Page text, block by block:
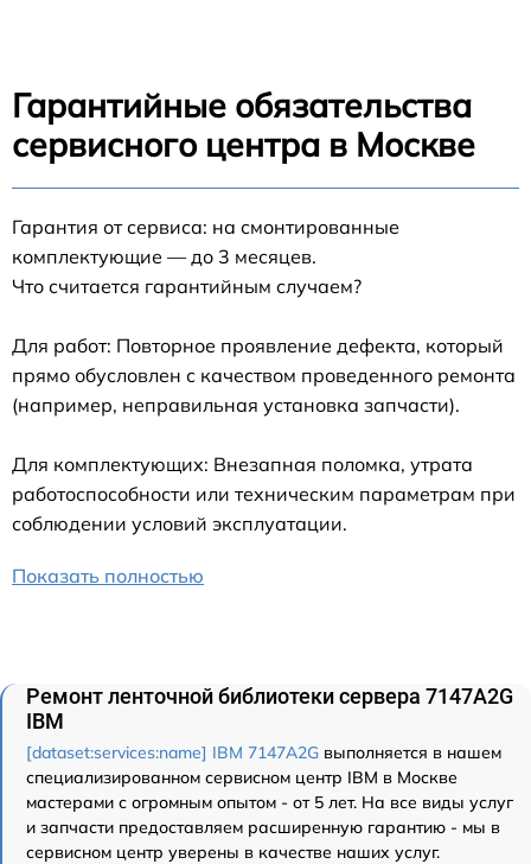
Гарантийные обязательства
сервисного центра в Москве
Гарантия от сервиса: на смонтированные
комплектующие — до 3 месяцев.
Что считается гарантийным случаем?
Для работ: Повторное проявление дефекта, который
прямо обусловлен с качеством проведенного ремонта
(например, неправильная установка запчасти).
Для комплектующих: Внезапная поломка, утрата
работоспособности или техническим параметрам при
соблюдении условий эксплуатации.
Показать полностью
Ремонт ленточной библиотеки сервера 7147A2G
IBM
[dataset:services:name] IBM 7147A2G выполняется в нашем
специализированном сервисном центр IBM в Москве
мастерами с огромным опытом - от 5 лет. На все виды услуг
и запчасти предоставляем расширенную гарантию - мы в
сервисном центр уверены в качестве наших услуг.